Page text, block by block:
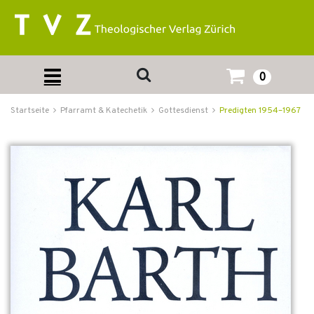
0
Startseite Pfarramt & Katechetik Gottesdienst Predigten 1954–1967